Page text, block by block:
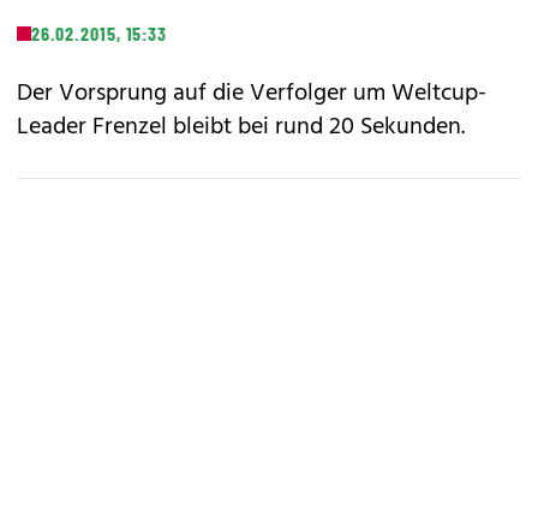
26.02.2015, 15:33
Der Vorsprung auf die Verfolger um Weltcup-
Leader Frenzel bleibt bei rund 20 Sekunden.